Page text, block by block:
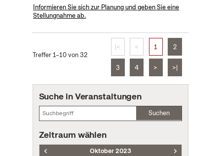
Informieren Sie sich zur Planung und geben Sie eine
Stellungnahme ab.
Treffer 1–10 von 32
|< < 1 2
3 4 > >|
Suche in Veranstaltungen
Suchen
Zeitraum wählen
Oktober 2023